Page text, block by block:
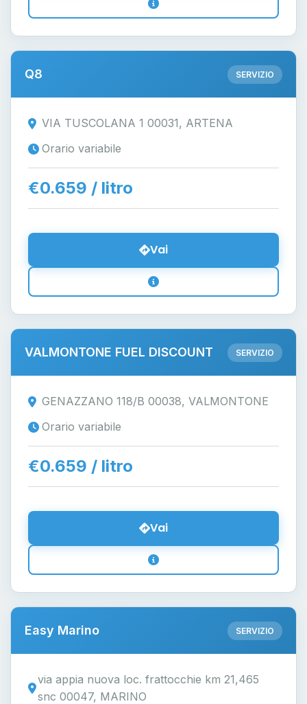
Q8 SERVIZIO
VIA TUSCOLANA 1 00031, ARTENA
Orario variabile
€0.659 / litro
Vai
VALMONTONE FUEL DISCOUNT SERVIZIO
GENAZZANO 118/B 00038, VALMONTONE
Orario variabile
€0.659 / litro
Vai
Easy Marino SERVIZIO
via appia nuova loc. frattocchie km 21,465
snc 00047, MARINO